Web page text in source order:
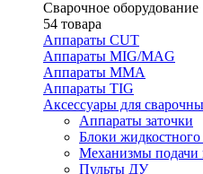
Сварочное оборудование
54 товара
Аппараты CUT
Аппараты MIG/MAG
Аппараты MMA
Аппараты TIG
Аксессуары для
Аппараты заточки
Блоки
Механизмы подачи
Пульты ДУ